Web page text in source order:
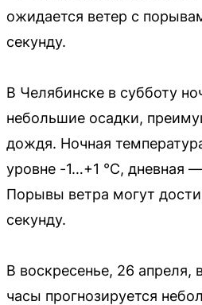
ожидается ветер с
секунду.
В Челябинске в субботу
небольшие осадки,
дождя. Ночная
уровне -1…+1 °С, дневная
Порывы ветра могут
секунду.
В воскресенье, 26 апреля,
часы прогнозируется